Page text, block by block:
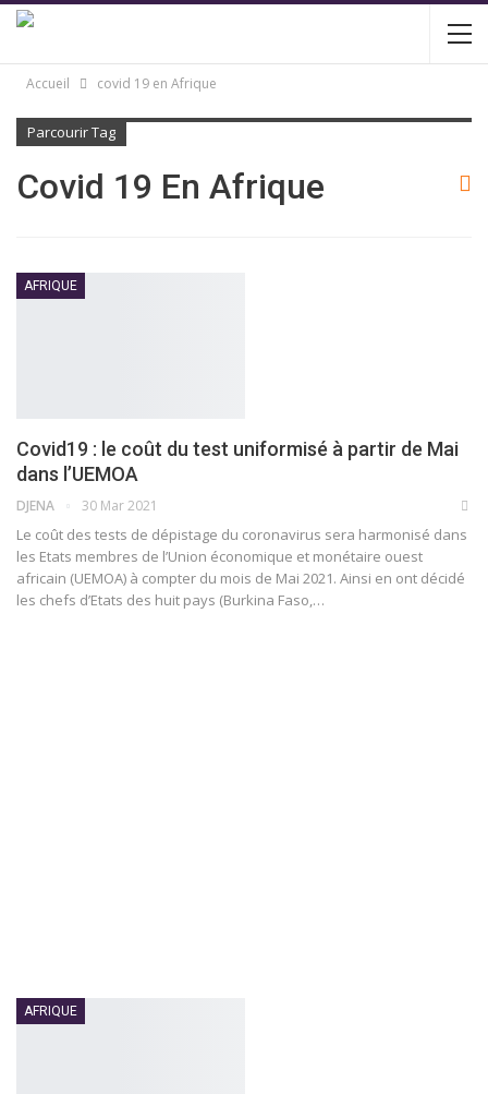
Accueil covid 19 en Afrique
Parcourir Tag
Covid 19 En Afrique
AFRIQUE
Covid19 : le coût du test uniformisé à partir de Mai
dans l’UEMOA
DJENA 30 Mar 2021
Le coût des tests de dépistage du coronavirus sera harmonisé dans
les Etats membres de l’Union économique et monétaire ouest
africain (UEMOA) à compter du mois de Mai 2021. Ainsi en ont décidé
les chefs d’Etats des huit pays (Burkina Faso,…
AFRIQUE